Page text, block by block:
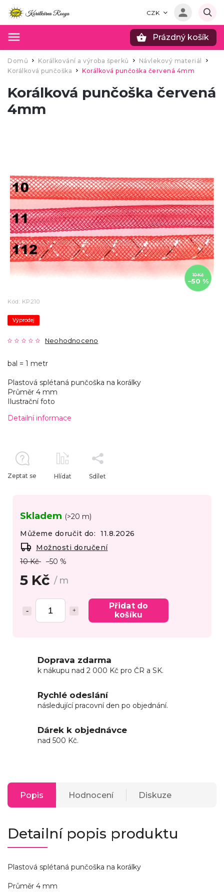
CZK
Prázdný košík
Domů / Korálkování a výroba šperků Návlekový materiál
Korálková punčoška / Korálková punčoška červená 4mm
Korálková punčoška červená
4mm
10 Kč
–50 %
Kód: KP210
Výprodej
Neohodnoceno
10 Kč –50 %
5 Kč/ m
Přidat do
košíku
Skladem (>20 m)
Můžeme doručit do:
11.8.2026
Možnosti doručení
bal = 1 metr
Plastová splétaná punčoška na korálky
Průměr 4 mm
Ilustrační foto
Detailní informace
Zeptat se Hlídat Sdílet
Doprava zdarma
k nákupu nad 2 000 Kč pro ČR a SK.
Rychlé odeslání
následující pracovní den po objednání.
Dárek k objednávce
nad 500 Kč.
Popis Hodnocení Diskuze
Detailní popis produktu
Plastová splétaná punčoška na korálky
Průměr 4 mm